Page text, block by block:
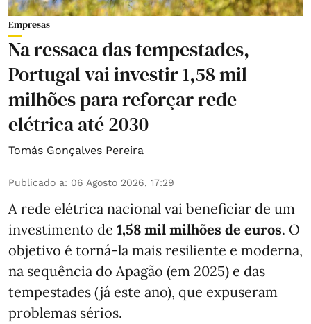
Empresas
Na ressaca das tempestades,
Portugal vai investir 1,58 mil
milhões para reforçar rede
elétrica até 2030
Tomás Gonçalves Pereira
Publicado a: 06 Agosto 2026, 17:29
A rede elétrica nacional vai beneficiar de um
investimento de 1,58 mil milhões de euros. O
objetivo é torná-la mais resiliente e moderna,
na sequência do Apagão (em 2025) e das
tempestades (já este ano), que expuseram
problemas sérios.